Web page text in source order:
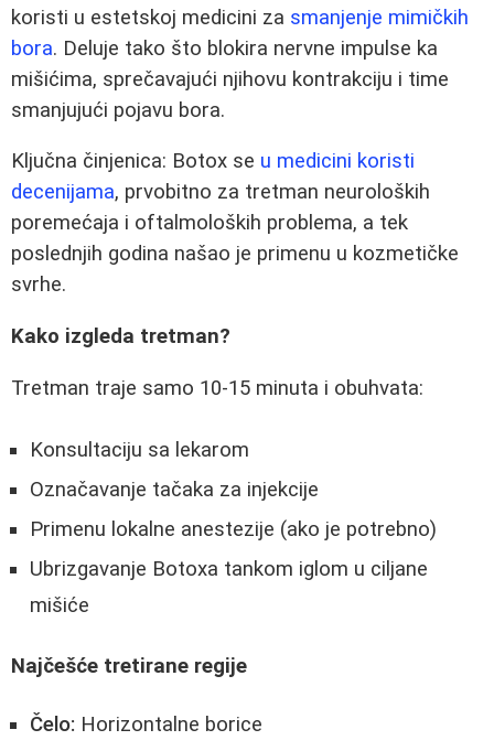
koristi u estetskoj medicini za smanjenje mimičkih
bora. Deluje tako što blokira nervne impulse ka
mišićima, sprečavajući njihovu kontrakciju i time
smanjujući pojavu bora.
Ključna činjenica: Botox se u medicini koristi
decenijama, prvobitno za tretman neuroloških
poremećaja i oftalmoloških problema, a tek
poslednjih godina našao je primenu u kozmetičke
svrhe.
Kako izgleda tretman?
Tretman traje samo 10-15 minuta i obuhvata:
Konsultaciju sa lekarom
Označavanje tačaka za injekcije
Primenu lokalne anestezije (ako je potrebno)
Ubrizgavanje Botoxa tankom iglom u ciljane
mišiće
Najčešće tretirane regije
Čelo: Horizontalne borice